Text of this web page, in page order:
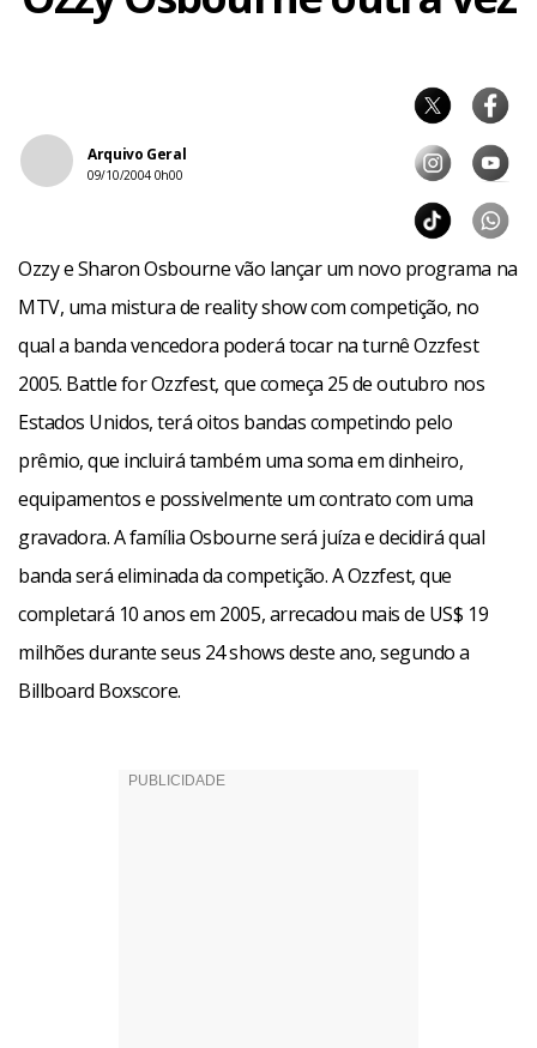
Arquivo Geral
09/10/2004 0h00
Ozzy e Sharon Osbourne vão lançar um novo programa na
MTV, uma mistura de reality show com competição, no
qual a banda vencedora poderá tocar na turnê Ozzfest
2005. Battle for Ozzfest, que começa 25 de outubro nos
Estados Unidos, terá oitos bandas competindo pelo
prêmio, que incluirá também uma soma em dinheiro,
equipamentos e possivelmente um contrato com uma
gravadora. A família Osbourne será juíza e decidirá qual
banda será eliminada da competição. A Ozzfest, que
completará 10 anos em 2005, arrecadou mais de US$ 19
milhões durante seus 24 shows deste ano, segundo a
Billboard Boxscore.